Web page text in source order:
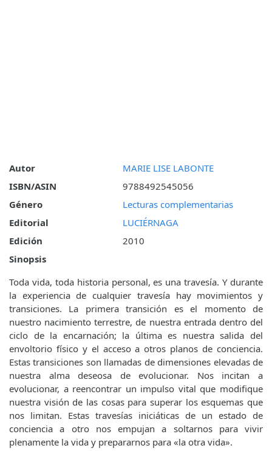
Autor
MARIE LISE LABONTE
ISBN/ASIN
9788492545056
Género
Lecturas complementarias
Editorial
LUCIÉRNAGA
Edición
2010
Sinopsis
Toda vida, toda historia personal, es una travesía. Y durante
la experiencia de cualquier travesía hay movimientos y
transiciones. La primera transición es el momento de
nuestro nacimiento terrestre, de nuestra entrada dentro del
ciclo de la encarnación; la última es nuestra salida del
envoltorio físico y el acceso a otros planos de conciencia.
Estas transiciones son llamadas de dimensiones elevadas de
nuestra alma deseosa de evolucionar. Nos incitan a
evolucionar, a reencontrar un impulso vital que modifique
nuestra visión de las cosas para superar los esquemas que
nos limitan. Estas travesías iniciáticas de un estado de
conciencia a otro nos empujan a soltarnos para vivir
plenamente la vida y prepararnos para «la otra vida».